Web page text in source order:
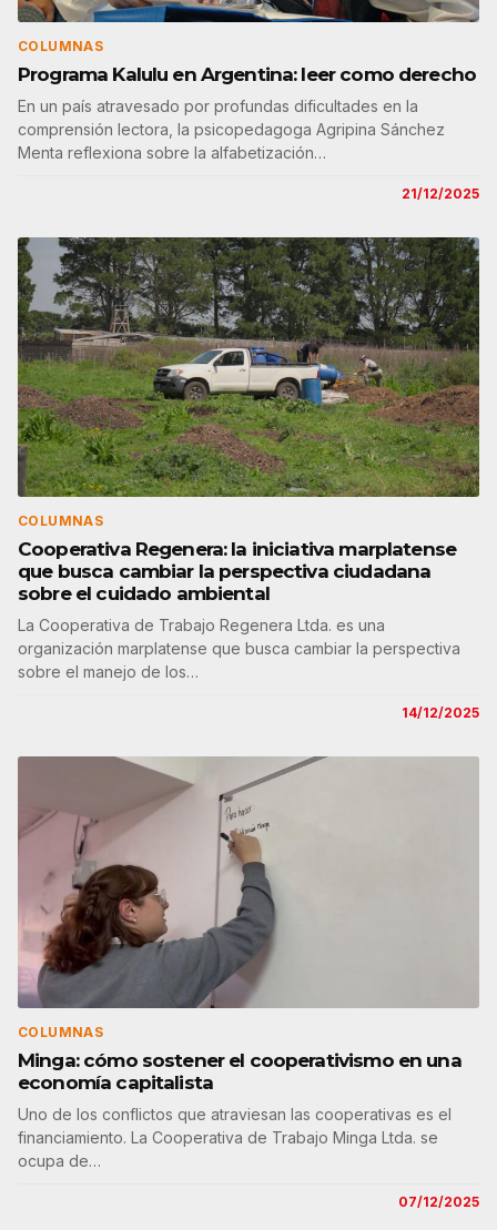
COLUMNAS
Programa Kalulu en Argentina: leer como derecho
En un país atravesado por profundas dificultades en la
comprensión lectora, la psicopedagoga Agripina Sánchez
Menta reflexiona sobre la alfabetización…
21/12/2025
COLUMNAS
Cooperativa Regenera: la iniciativa marplatense
que busca cambiar la perspectiva ciudadana
sobre el cuidado ambiental
La Cooperativa de Trabajo Regenera Ltda. es una
organización marplatense que busca cambiar la perspectiva
sobre el manejo de los…
14/12/2025
COLUMNAS
Minga: cómo sostener el cooperativismo en una
economía capitalista
Uno de los conflictos que atraviesan las cooperativas es el
financiamiento. La Cooperativa de Trabajo Minga Ltda. se
ocupa de…
07/12/2025